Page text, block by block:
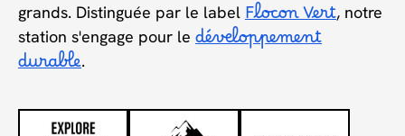
grands. Distinguée par le label Flocon Vert, notre
station s'engage pour le développement
durable.